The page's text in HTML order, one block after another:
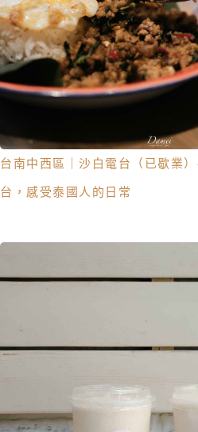
台南中西區｜沙白電台（已歇業
台，感受泰國人的日常